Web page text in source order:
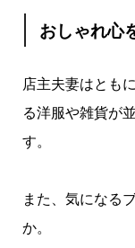
おしゃれ心
店主夫妻はとも
る洋服や雑貨が
す。
また、気になる
か。